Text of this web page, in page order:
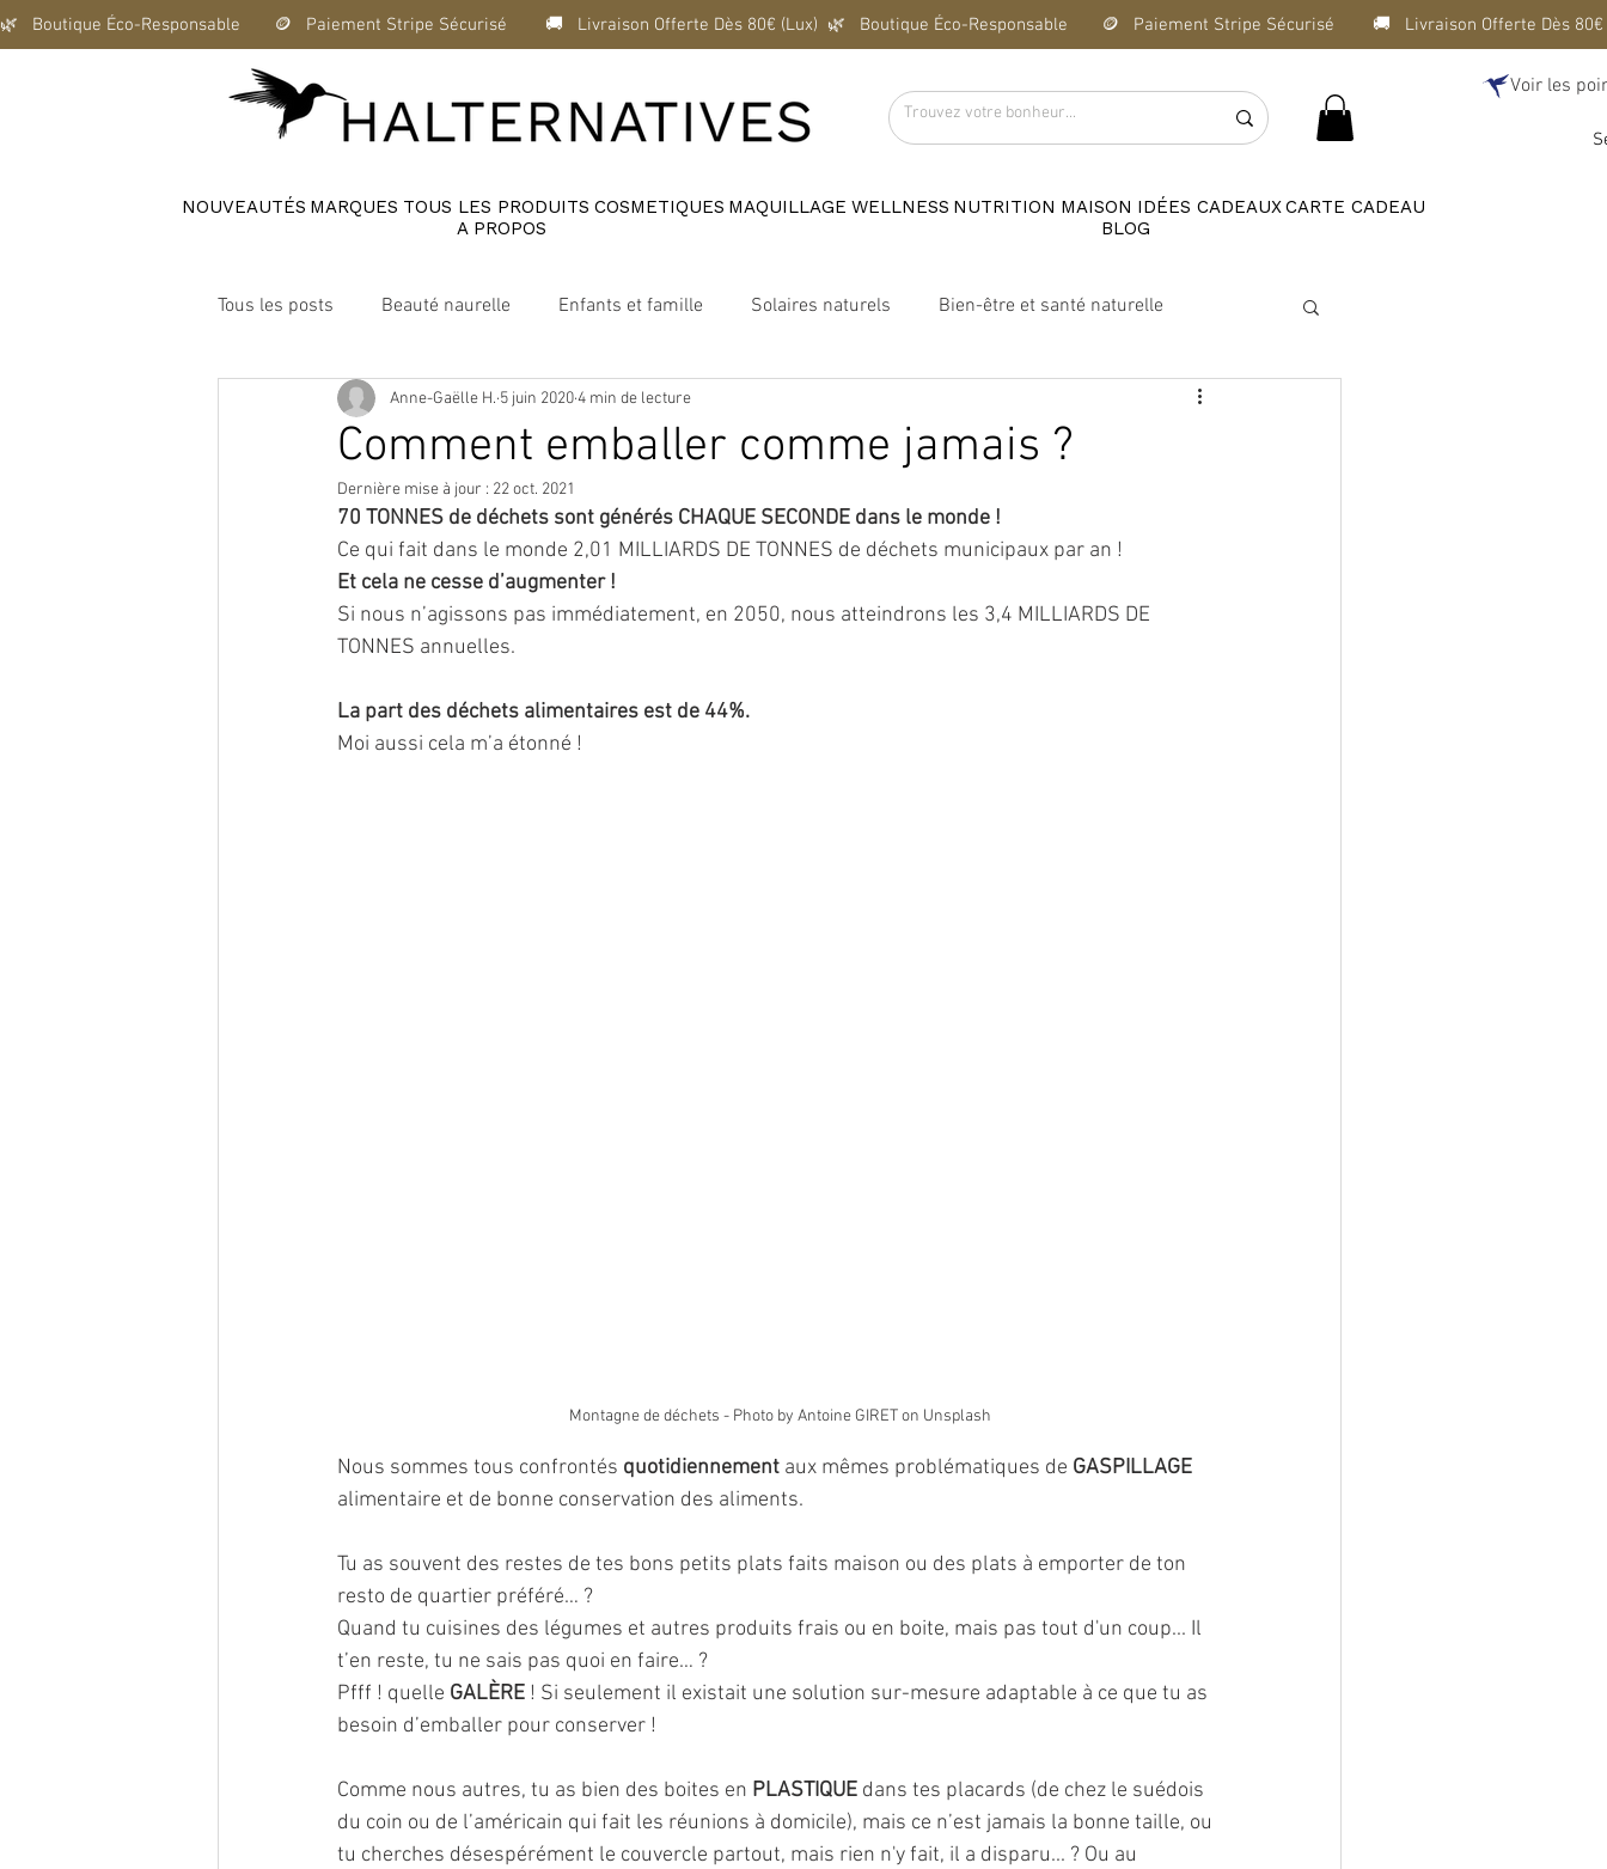
🌿   Boutique Éco-Responsable       🪙   Paiement Stripe Sécurisé        🚚   Livraison Offerte Dès 80€ (Lux)
Voir les
NOUVEAUTÉS MARQUES TOUS LES PRODUITS COSMETIQUES MAQUILLAGE WELLNESS NUTRITION MAISON IDÉES CADEAUXCARTE CADEAU
A PROPOS
BLOG
Tous les posts Beauté naurelle Enfants et famille Solaires naturels Bien-être et santé naturelle
Maison saine et zéro déchet Marques engagées
Comment emballer comme jamais ?
Anne-Gaëlle H. 5 juin 20204 min de lecture
Dernière mise à jour : 22 oct. 2021
70 TONNES de déchets sont générés CHAQUE SECONDE dans le monde !
Ce qui fait dans le monde 2,01 MILLIARDS DE TONNES de déchets municipaux par an !
Et cela ne cesse d’augmenter !
Si nous n’agissons pas immédiatement, en 2050, nous atteindrons les 3,4 MILLIARDS DE
TONNES annuelles.
La part des déchets alimentaires est de 44%.
Moi aussi cela m’a étonné !
Montagne de déchets - Photo by Antoine GIRET on Unsplash
Nous sommes tous confrontés quotidiennement aux mêmes problématiques de GASPILLAGE
alimentaire et de bonne conservation des aliments.
Tu as souvent des restes de tes bons petits plats faits maison ou des plats à emporter de ton
resto de quartier préféré… ?
Quand tu cuisines des légumes et autres produits frais ou en boite, mais pas tout d'un coup... Il
t’en reste, tu ne sais pas quoi en faire… ?
Pfff ! quelle GALÈRE ! Si seulement il existait une solution sur-mesure adaptable à ce que tu as
besoin d’emballer pour conserver !
Comme nous autres, tu as bien des boites en PLASTIQUE dans tes placards (de chez le suédois
du coin ou de l’américain qui fait les réunions à domicile), mais ce n’est jamais la bonne taille, ou
tu cherches désespérément le couvercle partout, mais rien n'y fait, il a disparu... ? Ou au